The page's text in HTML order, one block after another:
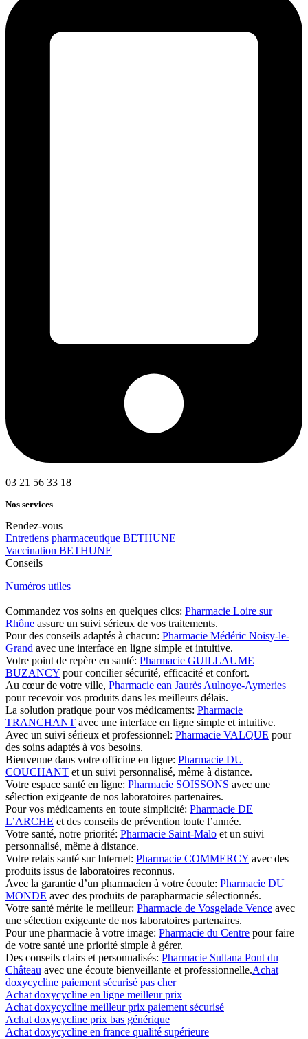
03 21 56 33 18
Nos services
Rendez-vous
Entretiens pharmaceutique BETHUNE
Vaccination BETHUNE
Conseils
Numéros utiles
Commandez vos soins en quelques clics: Pharmacie Loire sur
Rhône assure un suivi sérieux de vos traitements.
Pour des conseils adaptés à chacun: Pharmacie Médéric Noisy-le-
Grand avec une interface en ligne simple et intuitive.
Votre point de repère en santé: Pharmacie GUILLAUME
BUZANCY pour concilier sécurité, efficacité et confort.
Au cœur de votre ville, Pharmacie ean Jaurès Aulnoye-Aymeries
pour recevoir vos produits dans les meilleurs délais.
La solution pratique pour vos médicaments: Pharmacie
TRANCHANT avec une interface en ligne simple et intuitive.
Avec un suivi sérieux et professionnel: Pharmacie VALQUE pour
des soins adaptés à vos besoins.
Bienvenue dans votre officine en ligne: Pharmacie DU
COUCHANT et un suivi personnalisé, même à distance.
Votre espace santé en ligne: Pharmacie SOISSONS avec une
sélection exigeante de nos laboratoires partenaires.
Pour vos médicaments en toute simplicité: Pharmacie DE
L’ARCHE et des conseils de prévention toute l’année.
Votre santé, notre priorité: Pharmacie Saint-Malo et un suivi
personnalisé, même à distance.
Votre relais santé sur Internet: Pharmacie COMMERCY avec des
produits issus de laboratoires reconnus.
Avec la garantie d’un pharmacien à votre écoute: Pharmacie DU
MONDE avec des produits de parapharmacie sélectionnés.
Votre santé mérite le meilleur: Pharmacie de Vosgelade Vence avec
une sélection exigeante de nos laboratoires partenaires.
Pour une pharmacie à votre image: Pharmacie du Centre pour faire
de votre santé une priorité simple à gérer.
Des conseils clairs et personnalisés: Pharmacie Sultana Pont du
Château avec une écoute bienveillante et professionnelle.Achat
doxycycline paiement sécurisé pas cher
Achat doxycycline en ligne meilleur prix
Achat doxycycline meilleur prix paiement sécurisé
Achat doxycycline prix bas générique
Achat doxycycline en france qualité supérieure